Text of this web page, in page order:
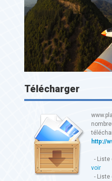
Télécharger
http://
- Liste
voir
- Liste